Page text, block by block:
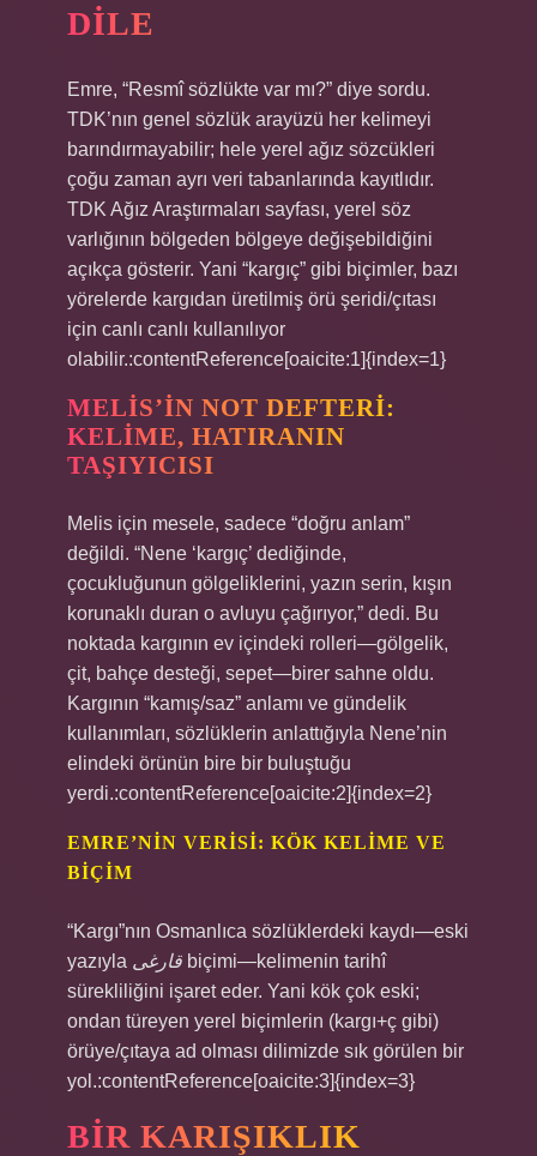
DILE
Emre, “Resmî sözlükte var mı?” diye sordu.
TDK’nın genel sözlük arayüzü her kelimeyi
barındırmayabilir; hele yerel ağız sözcükleri
çoğu zaman ayrı veri tabanlarında kayıtlıdır.
TDK Ağız Araştırmaları sayfası, yerel söz
varlığının bölgeden bölgeye değişebildiğini
açıkça gösterir. Yani “kargıç” gibi biçimler, bazı
yörelerde kargıdan üretilmiş örü şeridi/çıtası
için canlı canlı kullanılıyor
olabilir.:contentReference[oaicite:1]{index=1}
MELIS’IN NOT DEFTERI:
KELIME, HATIRANIN
TAŞIYICISI
Melis için mesele, sadece “doğru anlam”
değildi. “Nene ‘kargıç’ dediğinde,
çocukluğunun gölgeliklerini, yazın serin, kışın
korunaklı duran o avluyu çağırıyor,” dedi. Bu
noktada kargının ev içindeki rolleri—gölgelik,
çit, bahçe desteği, sepet—birer sahne oldu.
Kargının “kamış/saz” anlamı ve gündelik
kullanımları, sözlüklerin anlattığıyla Nene’nin
elindeki örünün bire bir buluştuğu
yerdi.:contentReference[oaicite:2]{index=2}
EMRE’NIN VERISI: KÖK KELIME VE
BIÇIM
“Kargı”nın Osmanlıca sözlüklerdeki kaydı—eski
yazıyla قارغی biçimi—kelimenin tarihî
sürekliliğini işaret eder. Yani kök çok eski;
ondan türeyen yerel biçimlerin (kargı+ç gibi)
örüye/çıtaya ad olması dilimizde sık görülen bir
yol.:contentReference[oaicite:3]{index=3}
BIR KARIŞIKLIK